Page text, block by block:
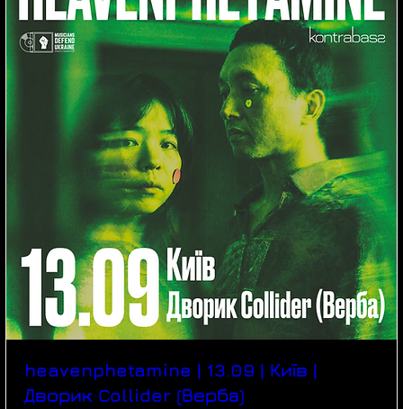
heavenphetamine | 13.09 | Київ |
Дворик Collider (Верба)